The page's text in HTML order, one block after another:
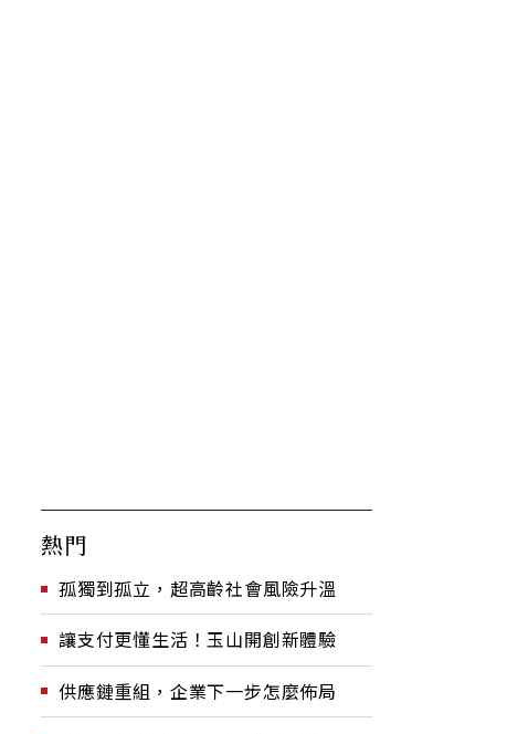
熱門
孤獨到孤立，超高齡社會風險升溫
讓支付更懂生活！玉山開創新體驗
供應鏈重組，企業下一步怎麼佈局